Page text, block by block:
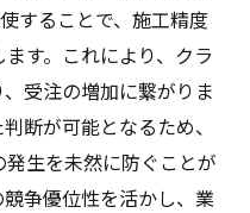
することで、施工精度
す。これにより、クラ
受注の増加に繋がりま
断が可能となるため、
生を未然に防ぐことが
争優位性を活かし、業